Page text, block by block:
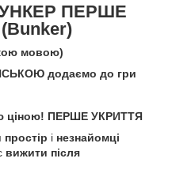
ПЕРШЕ
мовою)
додаємо до гри
ціною! ПЕРШЕ УКРИТТЯ
і незнайомці
вижити після